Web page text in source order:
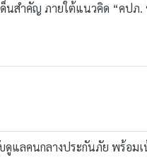
นสำคัญ ภายใต้แนวคิด “คป
แลคนกลางประกันภัย พร้อม